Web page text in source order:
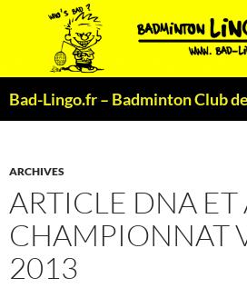
ARCHIVES
ARTICLE DNA ET
CHAMPIONNAT
2013